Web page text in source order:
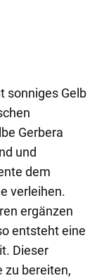
sonniges Gelb
Gerbera
und
dem
verleihen.
ergänzen
entsteht eine
Dieser
zu bereiten,